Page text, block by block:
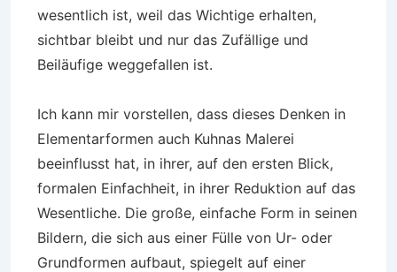
wesentlich ist, weil das Wichtige erhalten,
sichtbar bleibt und nur das Zufällige und
Beiläufige weggefallen ist.
Ich kann mir vorstellen, dass dieses Denken in
Elementarformen auch Kuhnas Malerei
beeinflusst hat, in ihrer, auf den ersten Blick,
formalen Einfachheit, in ihrer Reduktion auf das
Wesentliche. Die große, einfache Form in seinen
Bildern, die sich aus einer Fülle von Ur- oder
Grundformen aufbaut, spiegelt auf einer